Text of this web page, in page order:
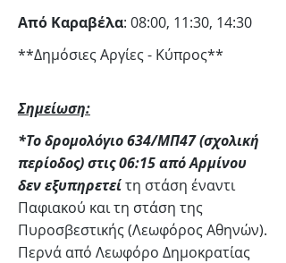
Από Καραβέλα: 08:00, 11:30, 14:30
**Δημόσιες Αργίες - Κύπρος**
Σημείωση:
*Το δρομολόγιο 634/ΜΠ47 (σχολική
περίοδος) στις 06:15 από Αρμίνου
δεν εξυπηρετείτη στάση έναντι
Παφιακού και τη στάση της
Πυροσβεστικής (Λεωφόρος Αθηνών).
Περνά από Λεωφόρο Δημοκρατίας